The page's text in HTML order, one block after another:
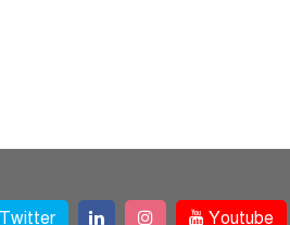
Twitter Youtube